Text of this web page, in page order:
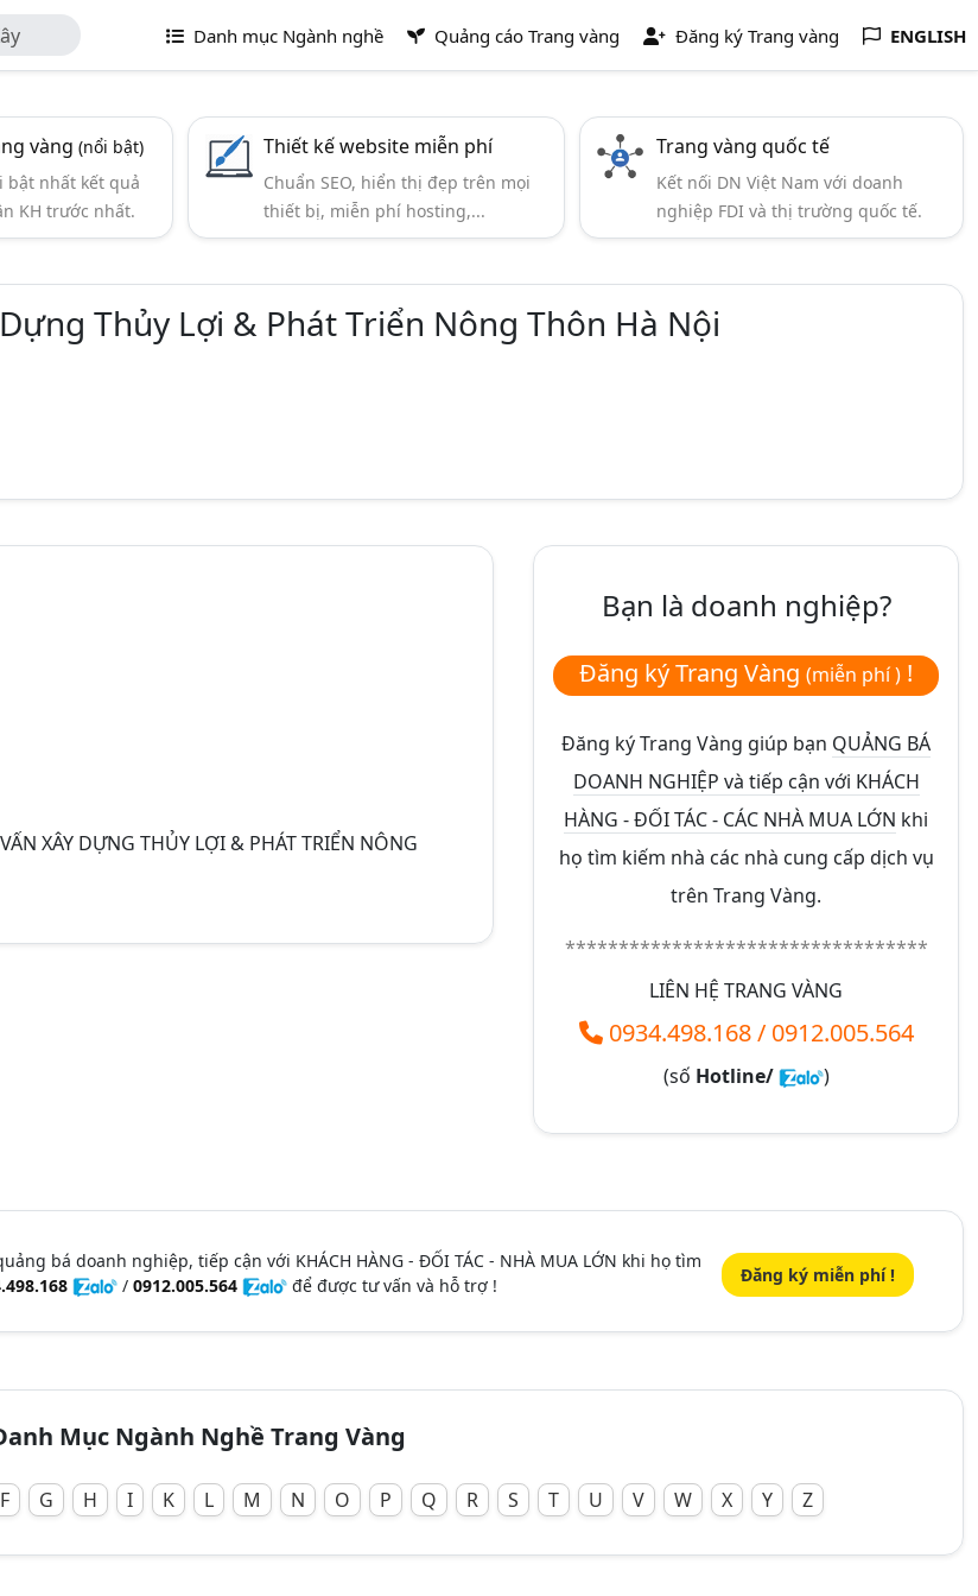
Hà
Danh mục Ngành nghề Quảng cáo Trang vàng Đăng ký Trang vàng ENGLISH
vàng(nổi bật)
bật nhất kết quả
KH trước nhất.
Thiết kế website miễn phí
Chuẩn SEO, hiển thị đẹp trên mọi
thiết bị, miễn phí hosting,...
Trang vàng quốc tế
Kết nối DN Việt Nam với doanh
nghiệp FDI và thị trường quốc tế.
Thủy Lợi & Phát Triển Nông Thôn Hà Nội
XÂY DỰNG THỦY LỢI & PHÁT TRIỂN NÔNG
Bạn là doanh nghiệp?
Đăng ký Trang Vàng (miễn phí ) !
Đăng ký Trang Vàng giúp bạn QUẢNG BÁ
DOANH NGHIỆP và tiếp cận với KHÁCH
HÀNG - ĐỐI TÁC - CÁC NHÀ MUA LỚN khi
họ tìm kiếm nhà các nhà cung cấp dịch vụ
trên Trang Vàng.
**********************************
LIÊN HỆ TRANG VÀNG
0934.498.168/ 0912.005.564
(số Hotline/ )
bá doanh nghiệp, tiếp cận với KHÁCH HÀNG - ĐỐI TÁC - NHÀ MUA LỚN khi họ tìm
/ 0912.005.564 để được tư vấn và hỗ trợ ! Đăng ký miễn phí !
Mục Ngành Nghề Trang Vàng
F G H I K L M N O P Q R S T U V W X Y Z